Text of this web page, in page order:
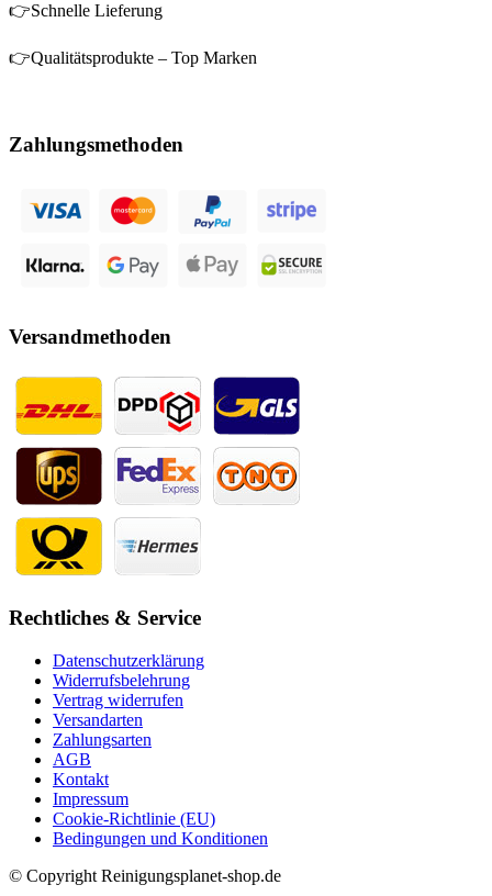
👉Schnelle Lieferung
👉Qualitätsprodukte – Top Marken
Zahlungsmethoden
Versandmethoden
Rechtliches & Service
Datenschutzerklärung
Widerrufsbelehrung
Vertrag widerrufen
Versandarten
Zahlungsarten
AGB
Kontakt
Impressum
Cookie-Richtlinie (EU)
Bedingungen und Konditionen
© Copyright Reinigungsplanet-shop.de